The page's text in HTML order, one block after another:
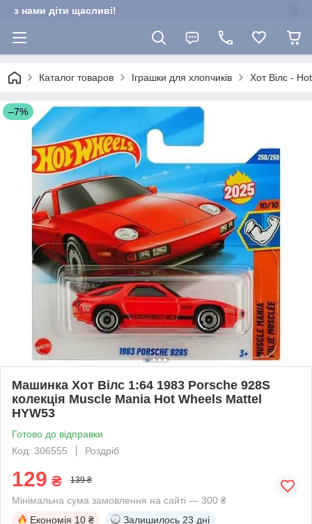
з нами діти щасливі!
Каталог товаров Іграшки для хлопчиків Хот Вілс -
–7%
Машинка Хот Вілс 1:64 1983 Porsche 928S
колекція Muscle Mania Hot Wheels Mattel
HYW53
Готово до відправки
Код: 306555
Роздріб
129 ₴ 139 ₴
Мінімальна сума замовлення на сайті — 300 ₴
Економія 10 ₴ Залишилось 23 дні